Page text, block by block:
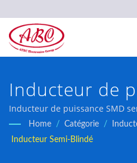
Inducteur de
semi-blindé,
Inducteur de puissance SMD
Home / Catégorie /
Inducteur Semi-Blindé